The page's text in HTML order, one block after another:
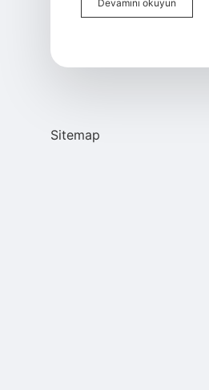
Devamını okuyun
Ardeşen
Sitemap